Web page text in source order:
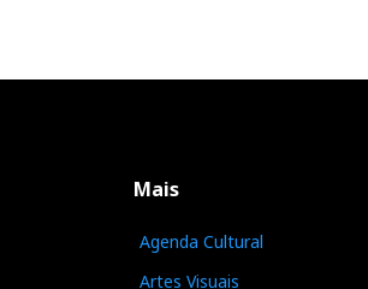
Mais
Agenda Cultural
Artes Visuais